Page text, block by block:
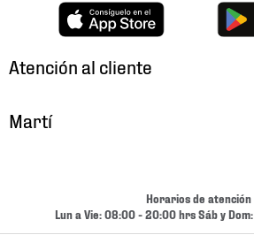
Atención al cliente
Cambios y Devoluciones
Martí
Horarios de atención
Lun a Vie: 08:00 - 20:00 hrs Sáb y